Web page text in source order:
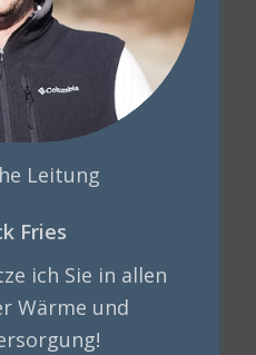
Leitung
Fries
ich Sie in allen
Wärme und